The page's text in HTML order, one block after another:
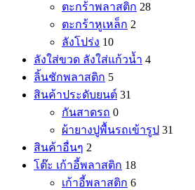
ตะกร้าพลาสติก 28
ตะกร้าหูเหล็ก 2
ลังโปร่ง 10
ลังใส่ขวด ลังใส่แก้วน้ำ 4
ลิ้นชักพลาสติก 5
สินค้าประดับยนต์ 31
กันสาดรถ 0
ผ้ายางปูพื้นรถเข้ารูป 31
สินค้าอื่นๆ 2
โต๊ะ เก้าอี้พลาสติก 18
เก้าอี้พลาสติก 6